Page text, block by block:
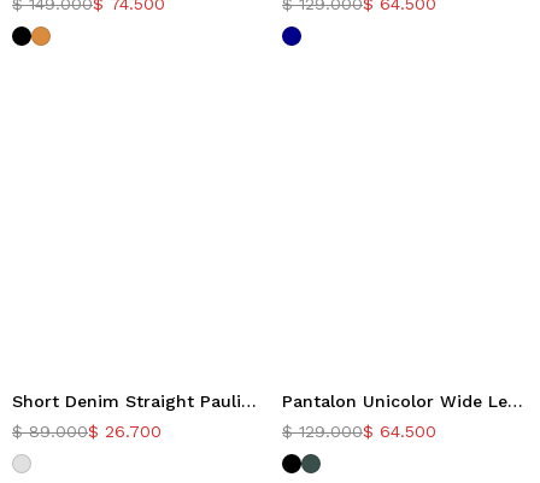
Nuevo
Short Denim Straight Paulina
$89.000$ 26.700
-50%
Pantalon Unicolor Wide Leg Zac
$129.000$ 64.500